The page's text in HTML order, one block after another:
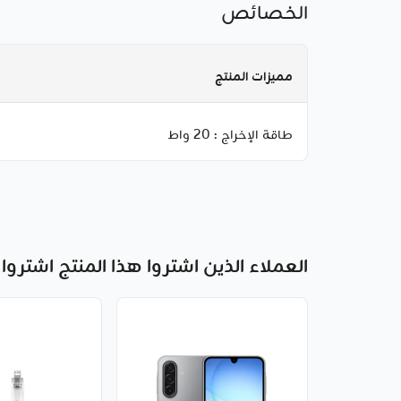
الخصائص
مميزات المنتج
طاقة الإخراج : 20 واط
العملاء الذين اشتروا هذا المنتج